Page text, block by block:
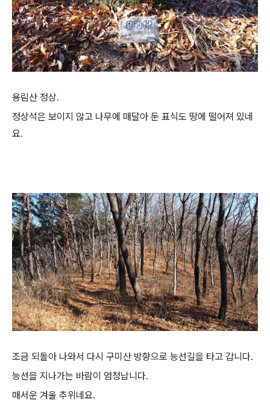
용림산 정상.
정상석은 보이지 않고 나무에 매달아 둔 표식도 땅에 떨어져 있네
요.
조금 되돌아 나와서 다시 구미산 방향으로 능선길을 타고 갑니다.
능선을 지나가는 바람이 엄청납니다.
매서운 겨울 추위네요.